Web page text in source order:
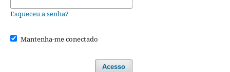
Esqueceu a senha?
Mantenha-me conectado
Acesso